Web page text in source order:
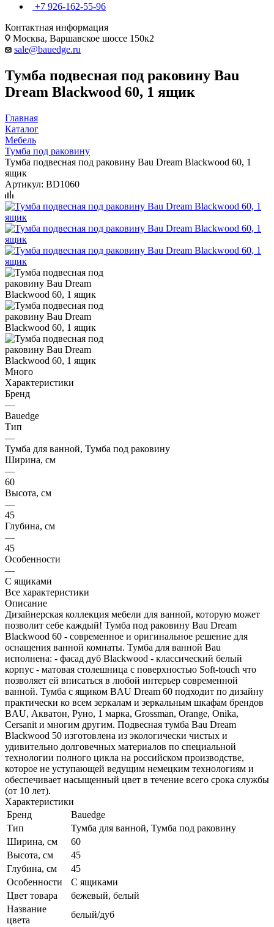
+7 926-162-55-96
Контактная информация
Москва, Варшавское шоссе 150к2
sale@bauedge.ru
Тумба подвесная под раковину Bau
Dream Blackwood 60, 1 ящик
Главная
Каталог
Мебель
Тумба под раковину
Тумба подвесная под раковину Bau Dream Blackwood 60, 1
ящик
Артикул: BD1060
Много
Характеристики
Бренд
—
Bauedge
Тип
—
Тумба для ванной, Тумба под раковину
Ширина, см
—
60
Высота, см
—
45
Глубина, см
—
45
Особенности
—
С ящиками
Все характеристики
Описание
Дизайнерская коллекция мебели для ванной, которую может
позволит себе каждый! Тумба под раковину Bau Dream
Blackwood 60 - современное и оригинальное решение для
оснащения ванной комнаты. Тумба для ванной Bau
исполнена: - фасад дуб Blackwood - классический белый
корпус - матовая столешница с поверхностью Soft-touch что
позволяет ей вписаться в любой интерьер современной
ванной. Тумба с ящиком BAU Dream 60 подходит по дизайну
практически ко всем зеркалам и зеркальным шкафам брендов
BAU, Акватон, Руно, 1 марка, Grossman, Orange, Onika,
Cersanit и многим другим. Подвесная тумба Bau Dream
Blackwood 50 изготовлена из экологически чистых и
удивительно долговечных материалов по специальной
технологии полного цикла на российском производстве,
которое не уступающей ведущим немецким технологиям и
обеспечивает насыщенный цвет в течение всего срока службы
(от 10 лет).
Характеристики
Бренд
Bauedge
Тип
Тумба для ванной, Тумба под раковину
Ширина, см
60
Высота, см
45
Глубина, см
45
Особенности
С ящиками
Цвет товара
бежевый, белый
Название
цвета
белый/дуб